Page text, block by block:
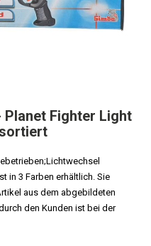
Planet Fighter Light
in 3 Farben erhältlich. Sie
aus dem abgebildeten
den Kunden ist bei der